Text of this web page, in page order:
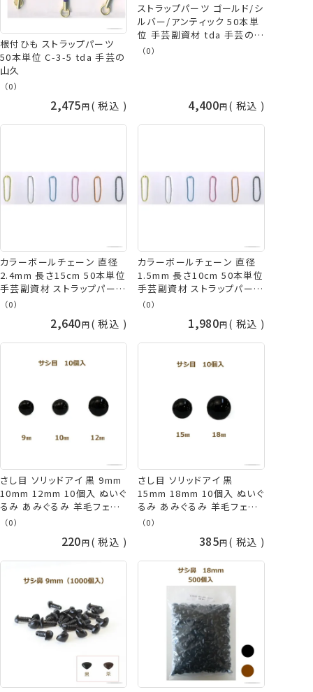
根付ひも ストラップパーツ
50本単位 C-3-5 tda 手芸の
山久
（0）
2,475 税込
ストラップパーツ ゴールド/シ
ルバー/アンティック 50本単
位 手芸副資材 tda 手芸の山
久
（0）
4,400 税込
カラーボールチェーン 直径
2.4mm 長さ15cm 50本単位
手芸副資材 ストラップパーツ
tda 手芸の山久
（0）
2,640 税込
カラーボールチェーン 直径
1.5mm 長さ10cm 50本単位
手芸副資材 ストラップパーツ
tda 手芸の山久
（0）
1,980 税込
さし目 ソリッドアイ 黒 9mm
10mm 12mm 10個入 ぬいぐ
るみ あみぐるみ 羊毛フェル
ト 大きい サシ目 動物 人形
ス可 手芸の山久
（0）
220 税込
さし目 ソリッドアイ 黒
15mm 18mm 10個入 ぬいぐ
るみ あみぐるみ 羊毛フェル
ト 大きい サシ目 動物 人形
ス可 手芸の山久
（0）
385 税込